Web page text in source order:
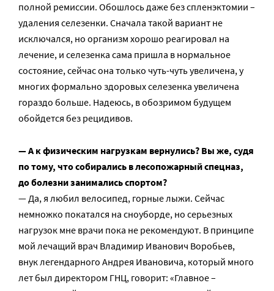
полной ремиссии. Обошлось даже без спленэктомии –
удаления селезенки. Сначала такой вариант не
исключался, но организм хорошо реагировал на
лечение, и селезенка сама пришла в нормальное
состояние, сейчас она только чуть-чуть увеличена, у
многих формально здоровых селезенка увеличена
гораздо больше. Надеюсь, в обозримом будущем
обойдется без рецидивов.
— А к физическим нагрузкам вернулись? Вы же, судя
по тому, что собирались в лесопожарный спецназ,
до болезни занимались спортом?
— Да, я любил велосипед, горные лыжи. Сейчас
немножко покатался на сноуборде, но серьезных
нагрузок мне врачи пока не рекомендуют. В принципе
мой лечащий врач Владимир Иванович Воробьев,
внук легендарного Андрея Ивановича, который много
лет был директором ГНЦ, говорит: «Главное –